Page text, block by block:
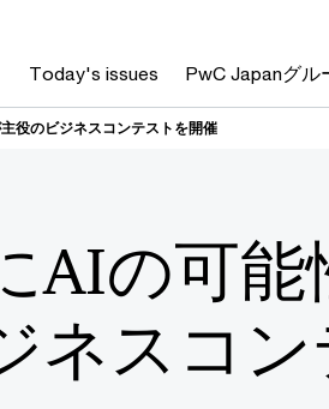
Today's issues PwC Japanグル
役のビジネスコンテストを開催
AIの可能
ネスコ